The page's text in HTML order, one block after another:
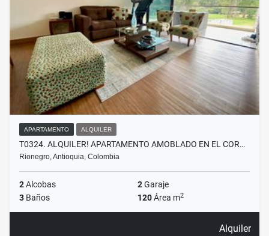
APARTAMENTO ALQUILER
T0324. ALQUILER! APARTAMENTO AMOBLADO EN EL COR…
Rionegro, Antioquia, Colombia
2Alcobas 2Garaje
3 Baños 120Área m2
Alquiler